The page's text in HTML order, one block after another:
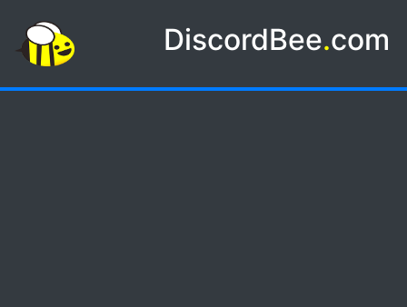
DiscordBee.com